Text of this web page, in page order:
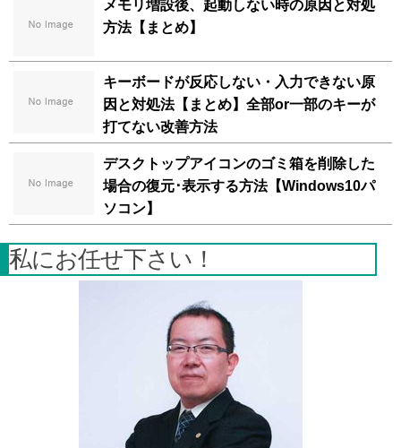
メモリ増設後、起動しない時の原因と対処
方法【まとめ】
キーボードが反応しない・入力できない原
因と対処法【まとめ】全部or一部のキーが
打てない改善方法
デスクトップアイコンのゴミ箱を削除した
場合の復元･表示する方法【Windows10パ
ソコン】
私にお任せ下さい！